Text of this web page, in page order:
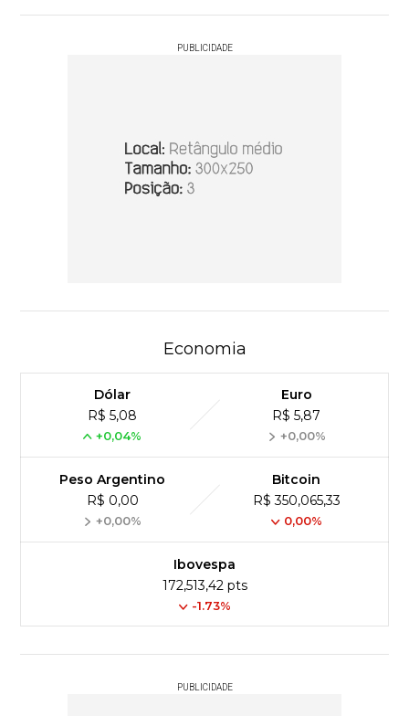
PUBLICIDADE
Economia
Dólar
R$ 5,08
+0,04%
Euro
R$ 5,87
+0,00%
Peso Argentino
R$ 0,00
+0,00%
Bitcoin
R$ 350,065,33
0,00%
Ibovespa
172,513,42 pts
-1.73%
PUBLICIDADE